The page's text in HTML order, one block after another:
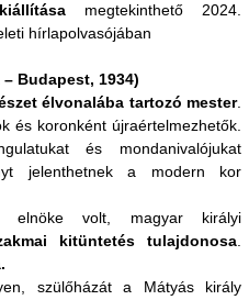
megtekinthető 2024.
hírlapolvasójában
Budapest, 1934)
élvonalába tartozó mester.
és koronként újraértelmezhetők.
és mondanivalójukat
jelenthetnek a modern kor
elnöke volt, magyar királyi
kitüntetés tulajdonosa
szülőházát a Mátyás király